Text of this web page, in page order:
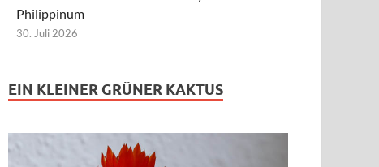
Philippinum
30. Juli 2026
EIN KLEINER GRÜNER KAKTUS